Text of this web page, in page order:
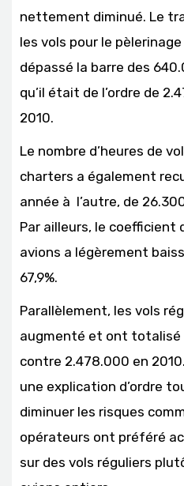
nettement diminué. Le
les vols pour le
dépassé la barre des
qu’il était de l’ordre de
2010.
Le nombre d’heures de
charters a également
année à l’autre, de
Par ailleurs, le coefficient
avions a légèrement
67,9%.
Parallèlement, les vols
augmenté et ont totalisé
contre 2.478.000 en
une explication d’ordre
diminuer les risques
opérateurs ont préféré
sur des vols réguliers